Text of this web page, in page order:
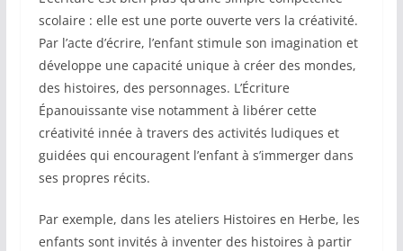
scolaire : elle est une porte ouverte vers la créativité.
Par l’acte d’écrire, l’enfant stimule son imagination et
développe une capacité unique à créer des mondes,
des histoires, des personnages. L’Écriture
Épanouissante vise notamment à libérer cette
créativité innée à travers des activités ludiques et
guidées qui encouragent l’enfant à s’immerger dans
ses propres récits.
Par exemple, dans les ateliers Histoires en Herbe, les
enfants sont invités à inventer des histoires à partir